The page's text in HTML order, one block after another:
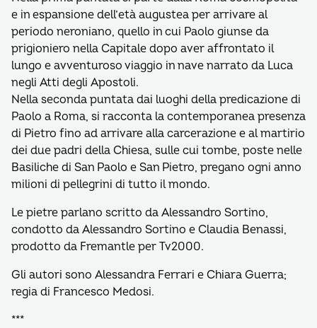
e in espansione dell’età augustea per arrivare al
periodo neroniano, quello in cui Paolo giunse da
prigioniero nella Capitale dopo aver affrontato il
lungo e avventuroso viaggio in nave narrato da Luca
negli Atti degli Apostoli.
Nella seconda puntata dai luoghi della predicazione di
Paolo a Roma, si racconta la contemporanea presenza
di Pietro fino ad arrivare alla carcerazione e al martirio
dei due padri della Chiesa, sulle cui tombe, poste nelle
Basiliche di San Paolo e San Pietro, pregano ogni anno
milioni di pellegrini di tutto il mondo.
Le pietre parlano scritto da Alessandro Sortino,
condotto da Alessandro Sortino e Claudia Benassi,
prodotto da Fremantle per Tv2000.
Gli autori sono Alessandra Ferrari e Chiara Guerra;
regia di Francesco Medosi.
***